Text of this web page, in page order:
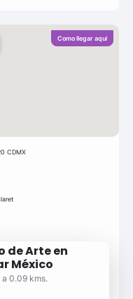
Como llegar aquí
CDMX
de Arte en
México
0.09 kms.